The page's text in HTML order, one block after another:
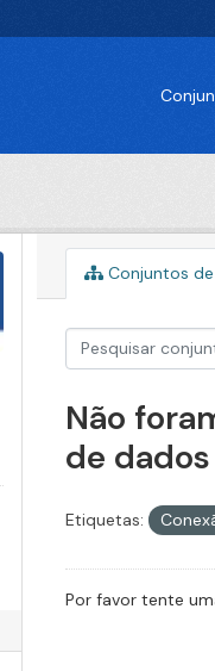
Conjuntos
Não
de dados
Etiquetas:
Por favor tente